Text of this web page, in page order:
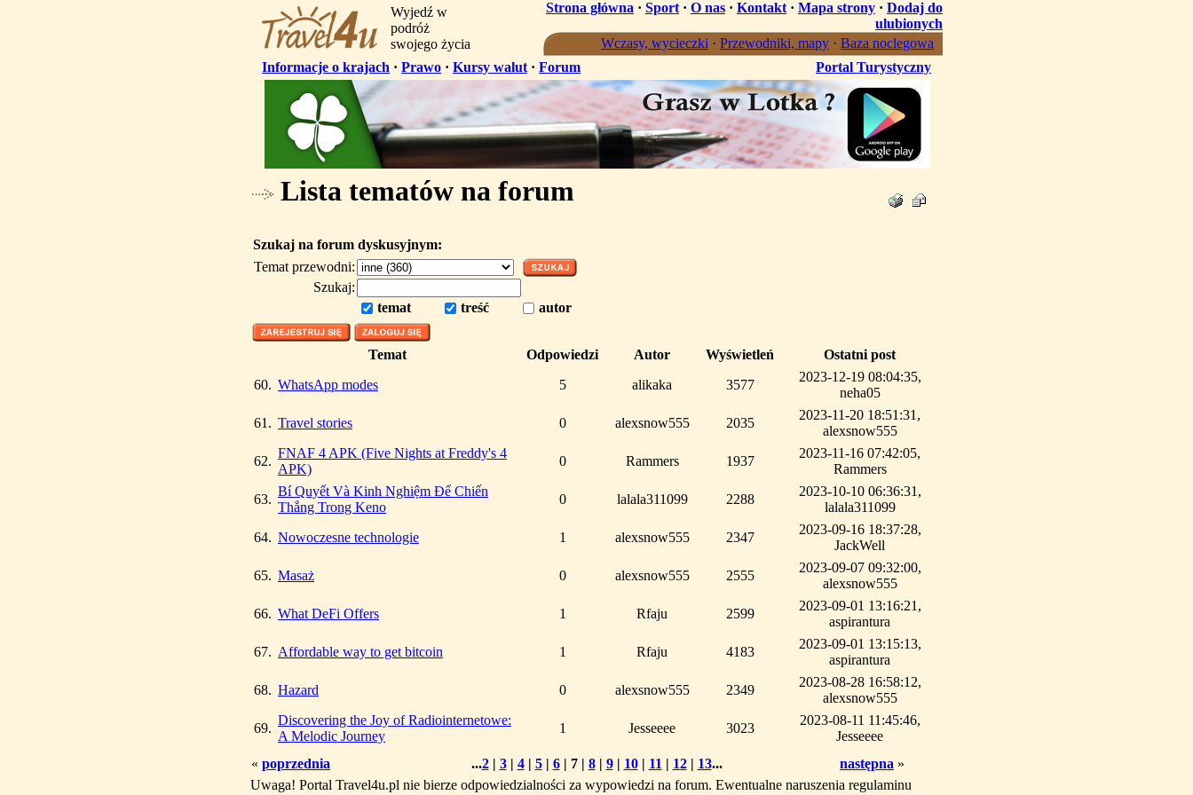
Wyjedź w
podróż
swojego życia
Strona główna · Sport · O nas · Kontakt · Mapa strony · Dodaj do
ulubionych
Wczasy, wycieczki · Przewodniki, mapy · Baza noclegowa
Informacje o krajach · Prawo · Kursy walut · Forum Portal Turystyczny
Lista tematów na forum
Szukaj na forum dyskusyjnym:
Temat przewodni:
Szukaj:
temat
treść autor
Temat Odpowiedzi Autor Wyświetleń
Ostatni post
60. WhatsApp modes 5 alikaka 3577
2023-12-19 08:04:35,
neha05
61. Travel stories 0 alexsnow555 2035
2023-11-20 18:51:31,
alexsnow555
62.
FNAF 4 APK (Five Nights at Freddy's 4
APK)
0 Rammers 1937
2023-11-16 07:42:05,
Rammers
63.
Bí Quyết Và Kinh Nghiệm Để Chiến
Thắng Trong Keno
0 lalala311099 2288
2023-10-10 06:36:31,
lalala311099
64. Nowoczesne technologie 1 alexsnow555 2347
2023-09-16 18:37:28,
JackWell
65. Masaż 0 alexsnow555 2555
2023-09-07 09:32:00,
alexsnow555
66. What DeFi Offers 1 Rfaju 2599
2023-09-01 13:16:21,
aspirantura
67. Affordable way to get bitcoin 1 Rfaju 4183
2023-09-01 13:15:13,
aspirantura
68. Hazard 0 alexsnow555 2349
2023-08-28 16:58:12,
alexsnow555
69.
Discovering the Joy of Radiointernetowe:
A Melodic Journey
1 Jesseeee 3023
2023-08-11 11:45:46,
Jesseeee
« poprzednia ...2| 3| 4| 5| 6| 7| 8| 9| 10| 11 | 12| 13... następna »
Uwaga! Portal Travel4u.pl nie bierze odpowiedzialności za wypowiedzi na forum. Ewentualne naruszenia regulaminu